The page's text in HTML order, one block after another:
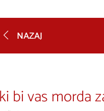
NAZAJ
bi vas morda